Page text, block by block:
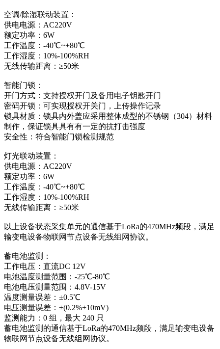
空调/除湿联动装置：
供电电源：AC220V
额定功率：6W
工作温度：-40℃~+80℃
工作湿度：10%-100%RH
无线传输距离：≥50米
智能门锁：
开门方式：支持授权开门及备用电子钥匙开门
密码开锁：可实现授权开关门，上传操作记录
锁具材质：锁具内外盖应采用整体成型的不锈钢（304）材料
制作，保证锁具具有有一定的抗打击强度
安全性：符合智能门锁检测规范
灯光联动装置：
供电电源：AC220V
额定功率：6W
工作温度：-40℃~+80℃
工作湿度：10%-100%RH
无线传输距离：≥50米
以上设备状态采集单元的通信基于LoRa的470MHz频段，满足
输变电设备物联网节点设备无线组网协议。
蓄电池监测：
工作电压：直流DC 12V
电池温度测量范围：-25℃-80℃
电池电压测量范围：4.8V-15V
温度测量误差：±0.5℃
电压测量误差：±(0.2%+10mV)
监测能力：0 组，最大 240 只
蓄电池监测的通信基于LoRa的470MHz频段，满足输变电设备
物联网节点设备无线组网协议。